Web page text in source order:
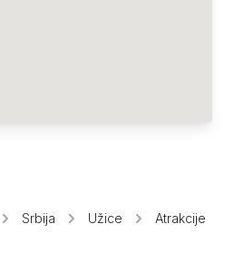
Srbija Užice
Atrakcije